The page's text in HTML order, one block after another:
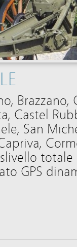
Brazzano,
Castel
San
GPS